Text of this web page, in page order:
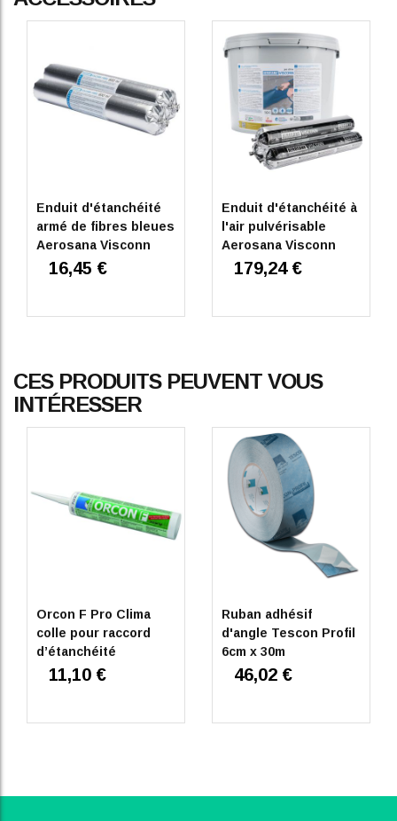
Enduit d'étanchéité
armé de fibres bleues
Aerosana Visconn
Fibre 600ml
16,45 €
Enduit d'étanchéité à
l'air pulvérisable
Aerosana Visconn
179,24 €
CES PRODUITS PEUVENT VOUS
INTÉRESSER
Orcon F Pro Clima
colle pour raccord
d’étanchéité
11,10 €
Ruban adhésif
d'angle Tescon Profil
6cm x 30m
46,02 €